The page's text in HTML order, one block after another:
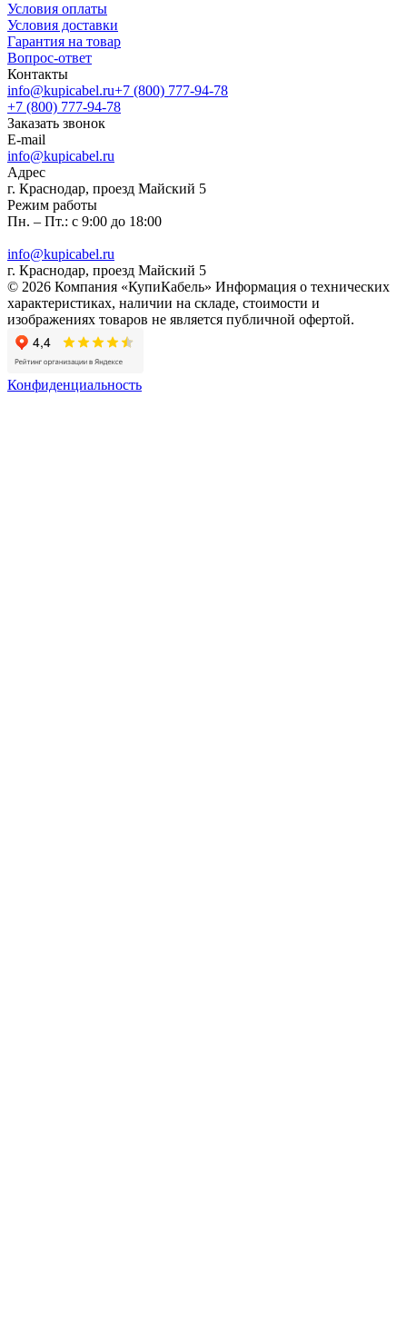
Условия оплаты
Условия доставки
Гарантия на товар
Вопрос-ответ
Контакты
info@kupicabel.ru+7 (800) 777-94-78
+7 (800) 777-94-78
Заказать звонок
E-mail
info@kupicabel.ru
Адрес
г. Краснодар, проезд Майский 5
Режим работы
Пн. – Пт.: с 9:00 до 18:00
info@kupicabel.ru
г. Краснодар, проезд Майский 5
© 2026 Компания «КупиКабель» Информация о технических
характеристиках, наличии на складе, стоимости и
изображениях товаров не является публичной офертой.
Конфиденциальность